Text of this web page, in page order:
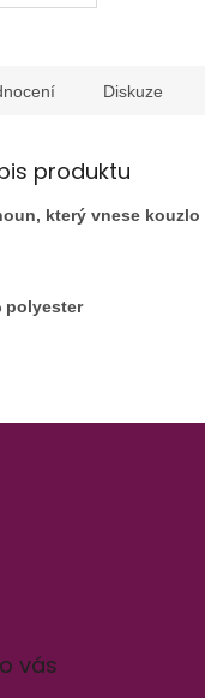
Diskuze
produktu
který vnese
polyester
vás